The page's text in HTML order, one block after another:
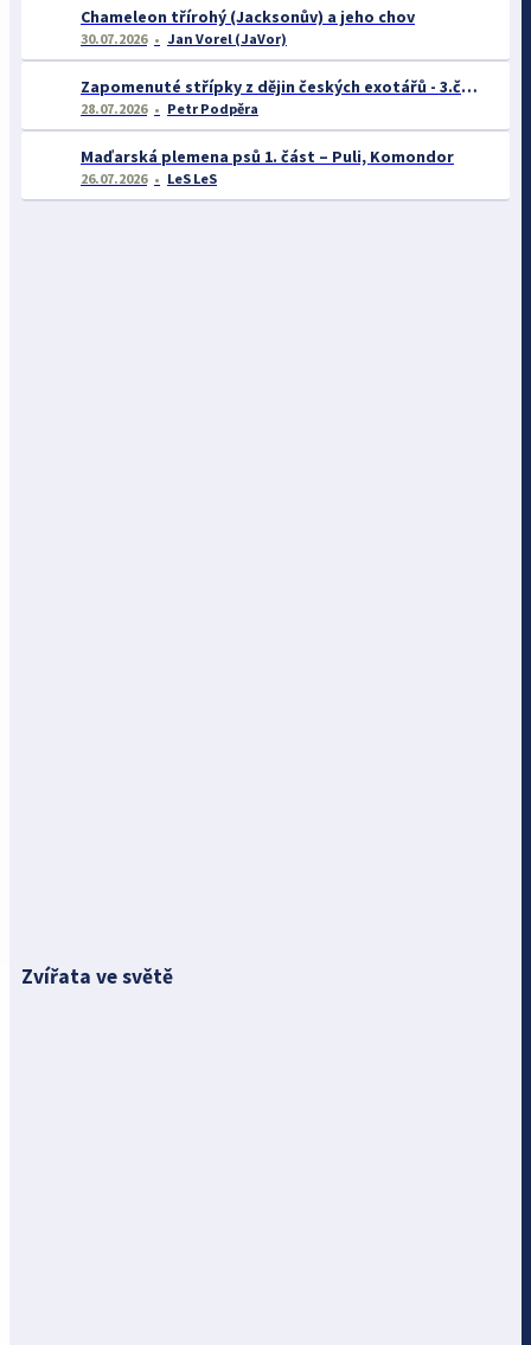
Chameleon třírohý (Jacksonův) a jeho chov
30.07.2026 Jan Vorel (JaVor)
Zapomenuté střípky z dějin českých exotářů - 3.část
28.07.2026 Petr Podpěra
Maďarská plemena psů 1. část – Puli, Komondor
26.07.2026 LeS LeS
Zvířata ve světě